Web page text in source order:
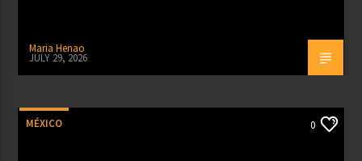
Maria Henao
JULY 29, 2026
MÉXICO 0